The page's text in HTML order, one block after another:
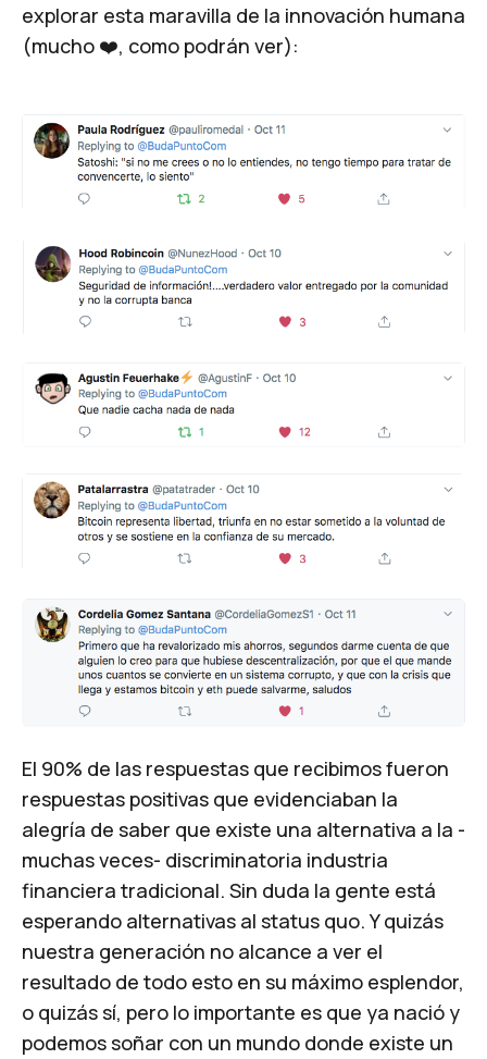
explorar esta maravilla de la innovación humana
(mucho ❤️, como podrán ver):
El 90% de las respuestas que recibimos fueron
respuestas positivas que evidenciaban la
alegría de saber que existe una alternativa a la -
muchas veces- discriminatoria industria
financiera tradicional. Sin duda la gente está
esperando alternativas al status quo. Y quizás
nuestra generación no alcance a ver el
resultado de todo esto en su máximo esplendor,
o quizás sí, pero lo importante es que ya nació y
podemos soñar con un mundo donde existe un